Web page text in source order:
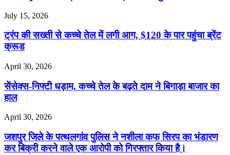
July 15, 2026
ट्रंप की सख्ती से कच्चे तेल में लगी आग, $120 के पार पहुंचा ब्रेंट
क्रूड
April 30, 2026
सेंसेक्स-निफ्टी धड़ाम, कच्चे तेल के बढ़ते दाम ने बिगाड़ा बाजार का
हाल
April 30, 2026
जशपुर जिले के पत्थलगांव पुलिस ने नशीला कफ सिरप का भंडारण
कर बिक्री करने वाले एक आरोपी को गिरफ्तार किया है।